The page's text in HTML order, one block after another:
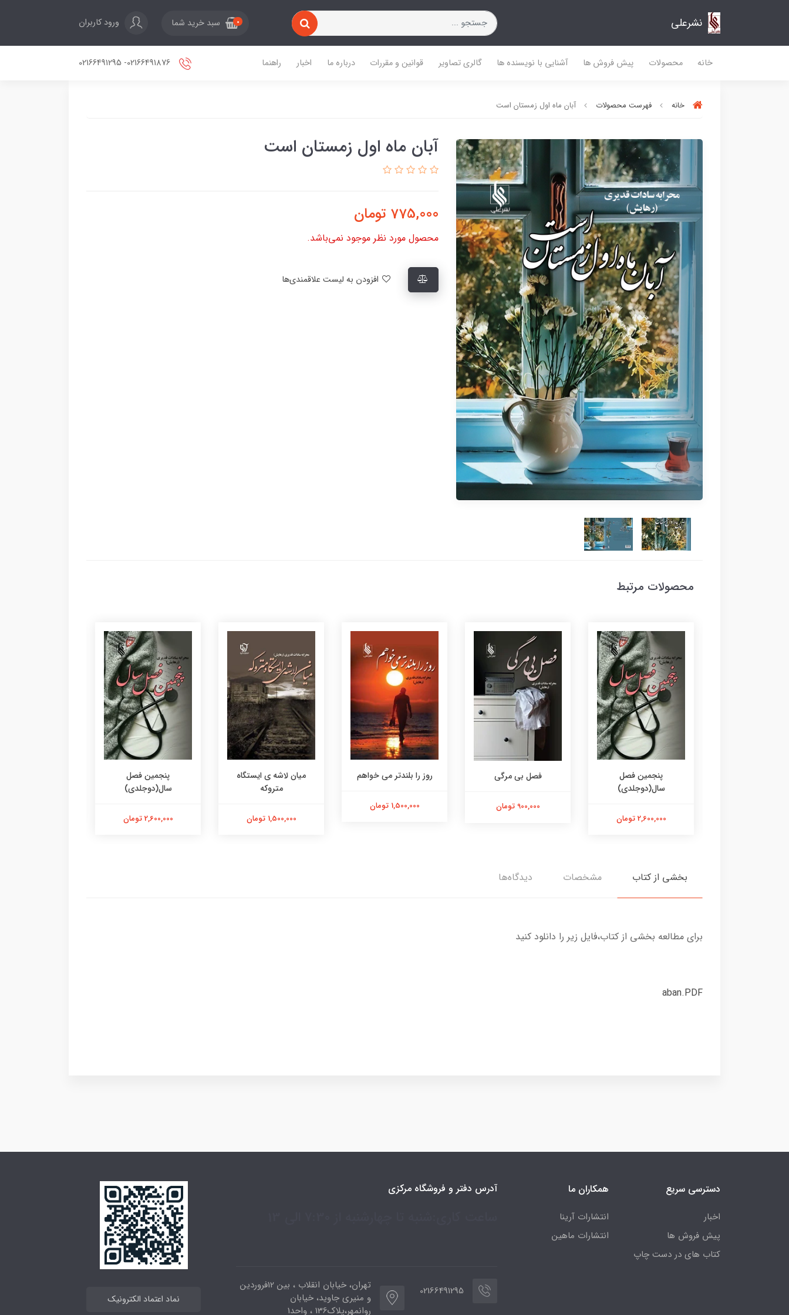
نشرعلی 0 سبد خرید شما ورود کاربران
خانه محصولات پیش فروش ها آشنایی با نویسنده ها گالری تصاویر قوانین و مقررات درباره ما اخبار راهنما
خانه فهرست محصولات آبان ماه اول زمستان است
آبان ماه اول زمستان است
775,000 تومان
محصول مورد نظر موجود نمی‌باشد.
محصولات مرتبط
پنجمین فصل
سال(دوجلدی)
2,600,000 تومان
فصل بی مرگی
900,000 تومان
روز را بلندتر می خواهم
1,500,000 تومان
میان لاشه ی ایستگاه
متروکه
1,500,000 تومان
پنجمین فصل
سال(دوجلدی)
2,600,000 تومان
بخشی از کتاب مشخصات دیدگاه‌ها
برای مطالعه بخشی از کتاب،فایل زیر را دانلود کنید
aban.PDF
دسترسی سریع
اخبار
پیش فروش ها
کتاب های در دست چاپ
همکاران ما
انتشارات آرینا
انتشارات ماهین
آدرس دفتر و فروشگاه مرکزی
02166491295
تهران، خیابان انقلاب ، بین 12فروردین
و منیری جاوید، خیابان
روانمهر،پلاک136 ، واحد1
نماد اعتماد الکترونیک